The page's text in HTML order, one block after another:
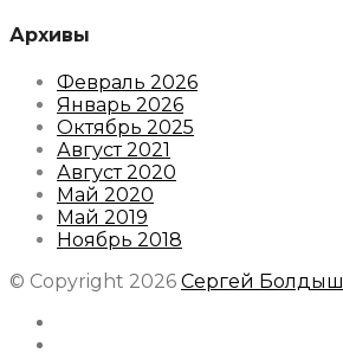
Архивы
Февраль 2026
Январь 2026
Октябрь 2025
Август 2021
Август 2020
Май 2020
Май 2019
Ноябрь 2018
© Copyright 2026 Сергей Болдыш